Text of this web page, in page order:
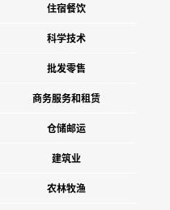
住宿餐饮
科学技术
批发零售
商务服务和租赁
仓储邮运
建筑业
农林牧渔